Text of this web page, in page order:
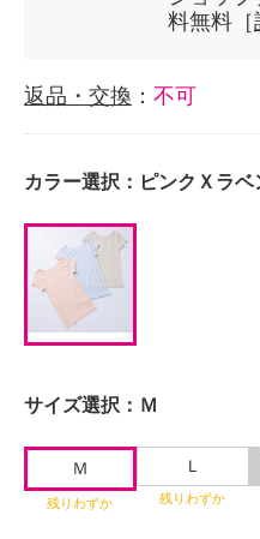
料無料［
返品・交換 ： 不可
カラー選択： ピンクＸラ
サイズ選択： Ｍ
Ｍ
残りわずか
Ｌ
残りわずか